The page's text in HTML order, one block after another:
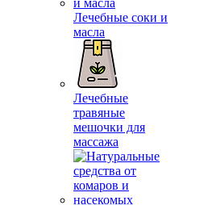
Лечебные соки и
масла
Лечебные
травяные
мешочки для
массажа